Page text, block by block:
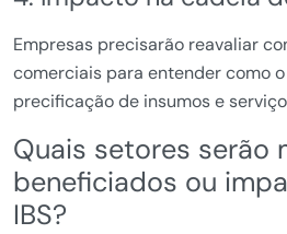
Empresas precisarão reavaliar
comerciais para entender como
precificação de insumos e
Quais setores serão
beneficiados ou
IBS?